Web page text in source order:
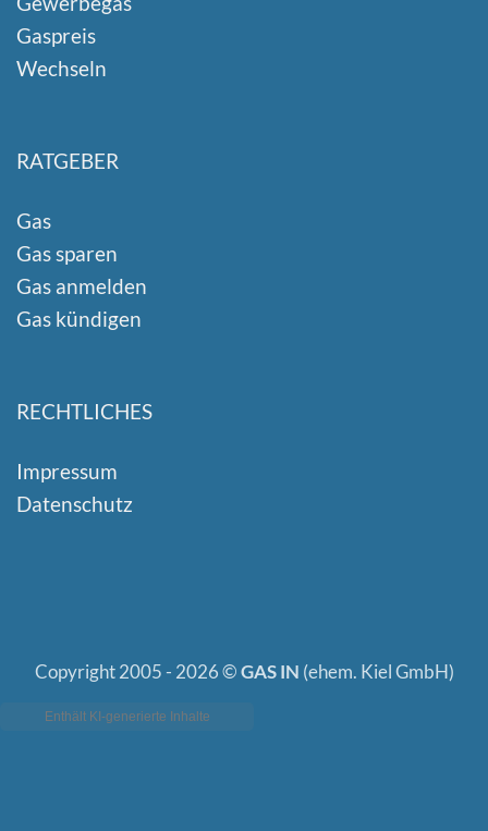
Gaspreis
Wechseln
RATGEBER
Gas
Gas sparen
Gas anmelden
Gas kündigen
RECHTLICHES
Impressum
Datenschutz
Copyright 2005 - 2026 ©GAS IN (ehem. Kiel GmbH)